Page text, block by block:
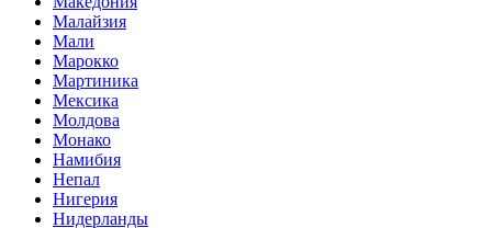
Малайзия
Мали
Марокко
Мартиника
Мексика
Молдова
Монако
Намибия
Непал
Нигерия
Нидерланды